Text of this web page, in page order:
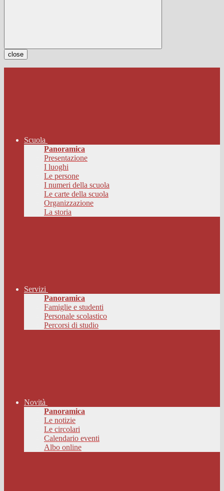
close
Scuola
Panoramica
Presentazione
I luoghi
Le persone
I numeri della scuola
Le carte della scuola
Organizzazione
La storia
Servizi
Panoramica
Famiglie e studenti
Personale scolastico
Percorsi di studio
Novità
Panoramica
Le notizie
Le circolari
Calendario eventi
Albo online